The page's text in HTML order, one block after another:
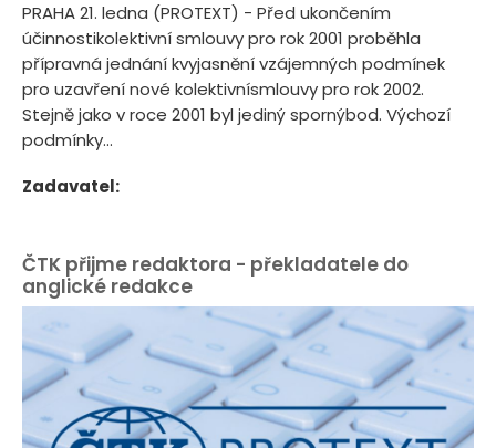
PRAHA 21. ledna (PROTEXT) - Před ukončením
účinnostikolektivní smlouvy pro rok 2001 proběhla
přípravná jednání kvyjasnění vzájemných podmínek
pro uzavření nové kolektivnísmlouvy pro rok 2002.
Stejně jako v roce 2001 byl jediný spornýbod. Výchozí
podmínky...
Zadavatel:
ČTK přijme redaktora - překladatele do
anglické redakce